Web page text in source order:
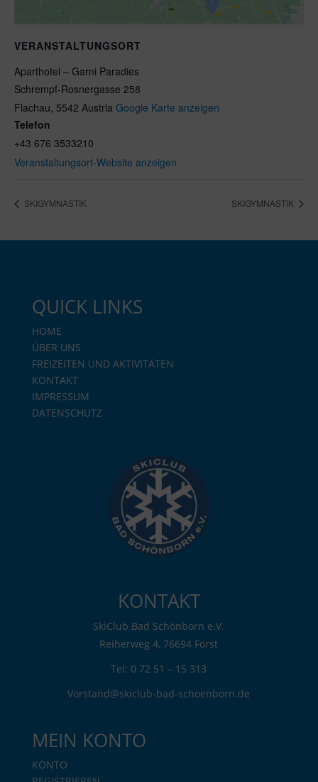
VERANSTALTUNGSORT
Aparthotel – Garni Paradies
Schrempf-Rosnergasse 258
Flachau, 5542 Austria Google Karte anzeigen
Telefon
+43 676 3533210
Veranstaltungsort-Website anzeigen
SKIGYMNASTIK SKIGYMNASTIK
QUICK LINKS
HOME
ÜBER UNS
FREIZEITEN UND AKTIVITÄTEN
KONTAKT
IMPRESSUM
DATENSCHUTZ
KONTAKT
SkiClub Bad Schönborn e.V.
Reiherweg 4, 76694 Forst
Tel: 0 72 51 – 15 313
Vorstand@skiclub-bad-schoenborn.de
MEIN KONTO
KONTO